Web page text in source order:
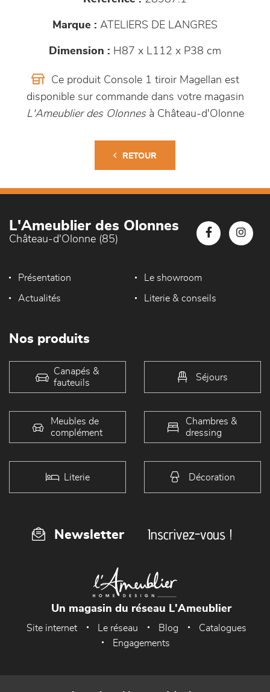
Marque : ATELIERS DE LANGRES
Dimension : H87 x L112 x P38 cm
Ce produit Console 1 tiroir Magellan est
disponible sur commande dans votre magasin
L'Ameublier des Olonnesà Château-d'Olonne
RETOUR
L'Ameublier des Olonnes
Château-d'Olonne (85)
Présentation Le showroom
Actualités Literie & conseils
Nos produits
Canapés &
fauteuils
Séjours
Meubles de
complément
Chambres &
dressing
Literie Décoration
Newsletter Inscrivez-vous !
Un magasin du réseau L'Ameublier
Site internet Le réseau Blog
Catalogues
Engagements